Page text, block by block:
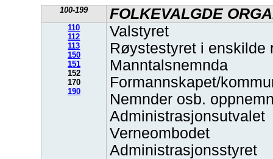
100-199 FOLKEVALGDE
110
112
113
150
151
152
170
190
Valstyret
Røystestyret i enskilde
Manntalsnemnda
Formannskapet/
Nemnder osb.
Administrasjonsutvalet
Verneombodet
Administrasjonsstyret